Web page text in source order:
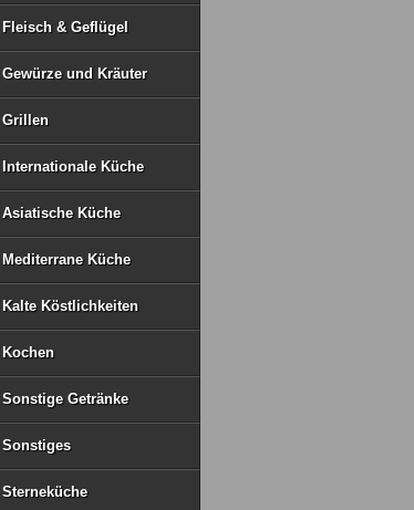
Fleisch & Geflügel
Gewürze und Kräuter
Grillen
Internationale Küche
Asiatische Küche
Mediterrane Küche
Kalte Köstlichkeiten
Kochen
Sonstige Getränke
Sonstiges
Sterneküche